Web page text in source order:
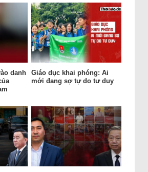
danh
Giáo dục khai phóng: Ai
mới đang sợ tự do tư duy